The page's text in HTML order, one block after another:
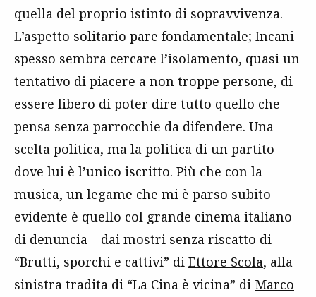
quella del proprio istinto di sopravvivenza.
L’aspetto solitario pare fondamentale; Incani
spesso sembra cercare l’isolamento, quasi un
tentativo di piacere a non troppe persone, di
essere libero di poter dire tutto quello che
pensa senza parrocchie da difendere. Una
scelta politica, ma la politica di un partito
dove lui è l’unico iscritto. Più che con la
musica, un legame che mi è parso subito
evidente è quello col grande cinema italiano
di denuncia – dai mostri senza riscatto di
“Brutti, sporchi e cattivi” di Ettore Scola, alla
sinistra tradita di “La Cina è vicina” di Marco